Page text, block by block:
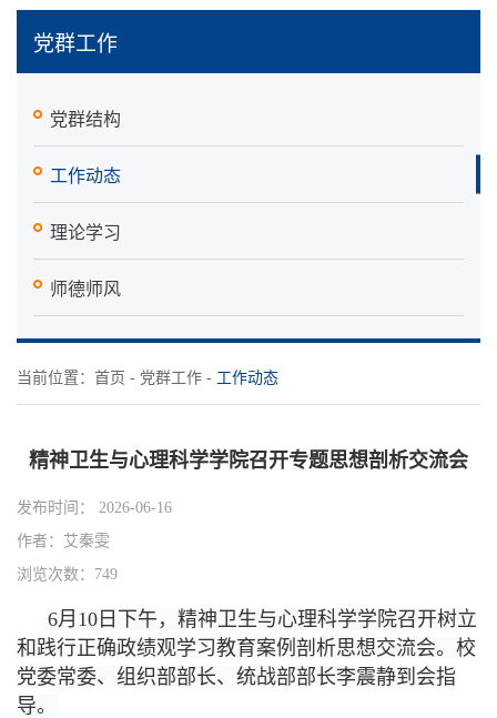
党群工作
党群结构
工作动态
理论学习
师德师风
当前位置： 首页 - 党群工作 - 工作动态
精神卫生与心理科学学院召开专题思想剖析交流会
发布时间： 2026-06-16
作者：艾秦雯
浏览次数：749
6月10日下午，精神卫生与心理科学学院召开树立
和践行正确政绩观学习教育案例剖析思想交流会。校
党委常委、组织部部长、统战部部长李震静到会指
导。